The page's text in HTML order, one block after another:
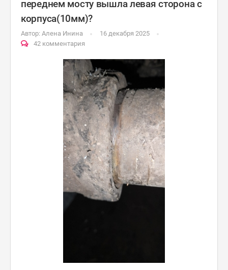
переднем мосту вышла левая сторона с
корпуса(10мм)?
Автор: Алена Инина
16 декабря 2025
42 комментария